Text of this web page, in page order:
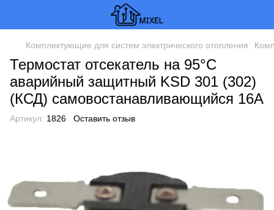
Комплектующие для систем электрического отопления
Термостат отсекатель на 95°С
аварийный защитный KSD 301 (302)
(КСД) самовостанавливающийся 16А
Артикул: 1826 Оставить отзыв